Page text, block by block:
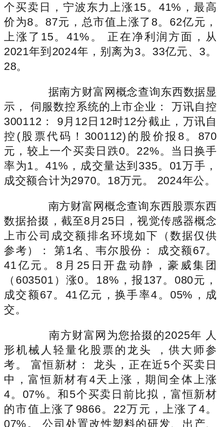
个买卖日，宁波东力上涨15。41%，最高
价为8。87元，总市值上涨了8。62亿元，
上涨了15。41%。 正在净利润方面，从
2021年到2024年，别离为3。33亿元、3。
28。
据南方财富网概念查询东西数据显
示， 伺服数控系统的上市企业： 万讯自控
300112： 9月12日12时12分截止，万讯自
控(股票代码！300112)的股价报8。870
元，较上一个买卖日跌0。22%。当日换手
率为1。41%，成交量达到335。01万手，
成交额合计为2970。18万元。 2024年公。
南方财富网概念查询东西股票东西
数据拾掇，截至8月25日，视觉传感器概念
上市公司成交额排名环境如下（数据仅供
参考）： 第1名、韦尔股份： 成交额67。
41亿元。8月25日开盘动静，豪威集团
（603501）涨0。18%，报137。080元，
成交额67。41亿元，换手率4。05%，成
交。
南方财富网为您拾掇的2025年 人
形机械人轻量化股票的龙头 ，供大师参
考。 富恒新材： 龙头，正在近5个买卖日
中，富恒新材有4天上涨，期间全体上涨
4。07%。和5个买卖日前比拟，富恒新材
的市值上涨了9866。22万元，上涨了4。
07%。 公司处置改性塑料的研发、出产、